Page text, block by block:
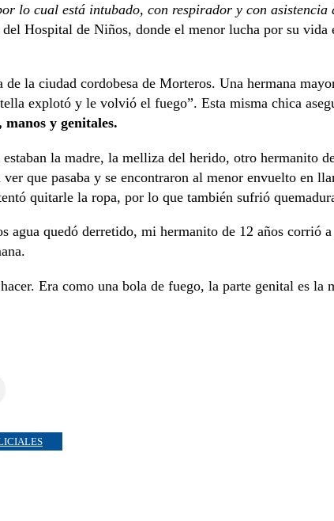
lo cual está intubado, con respirador y con asistencia
Hospital de Niños, donde el menor lucha por su vida
la ciudad cordobesa de Morteros. Una hermana
explotó y le volvió el fuego”. Esta misma chica
y genitales.
la madre, la melliza del herido, otro hermanito
que pasaba y se encontraron al menor envuelto en
quitarle la ropa, por lo que también sufrió
agua quedó derretido, mi hermanito de 12 años corrió
Era como una bola de fuego, la parte genital es la